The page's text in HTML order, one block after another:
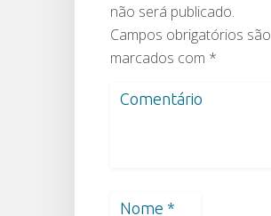
não será publicado.
Campos obrigatórios são
marcados com *